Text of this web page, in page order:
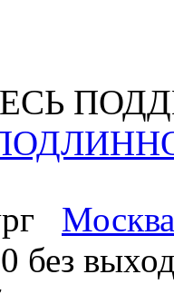
Москва
без